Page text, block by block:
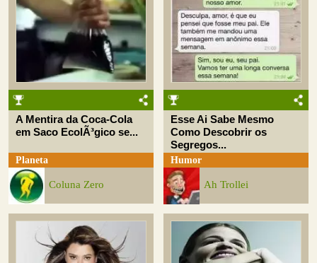
A Mentira da Coca-Cola
em Saco EcolÃ³gico se...
Planeta
Coluna Zero
Esse Ai Sabe Mesmo
Como Descobrir os
Segregos...
Humor
Ah Trollei